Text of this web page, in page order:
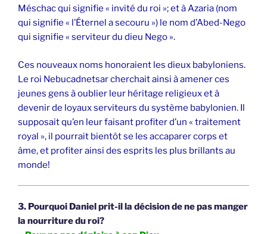
Méschac qui signifie « invité du roi »; et à Azaria (nom
qui signifie « l’Éternel a secouru ») le nom d’Abed-Nego
qui signifie « serviteur du dieu Nego ».
Ces nouveaux noms honoraient les dieux babyloniens.
Le roi Nebucadnetsar cherchait ainsi à amener ces
jeunes gens à oublier leur héritage religieux et à
devenir de loyaux serviteurs du système babylonien. Il
supposait qu’en leur faisant profiter d’un « traitement
royal », il pourrait bientôt se les accaparer corps et
âme, et profiter ainsi des esprits les plus brillants au
monde!
3. Pourquoi Daniel prit-il la décision de ne pas manger
la nourriture du roi?